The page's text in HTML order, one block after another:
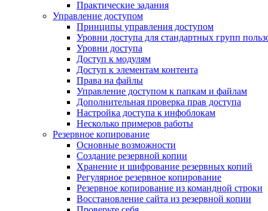
Практические задания
Управление доступом
Принципы управления доступом
Уровни доступа для стандартных групп
Уровни доступа
Доступ к модулям
Доступ к элементам контента
Права на файлы
Управление доступом к папкам и файлам
Дополнительная проверка прав доступа
Настройка доступа к инфоблокам
Несколько примеров работы
Резервное копирование
Основные возможности
Создание резервной копии
Хранение и шифрование резервных копий
Регулярное резервное копирование
Резервное копирование из командной строки
Восстановление сайта из резервной копии